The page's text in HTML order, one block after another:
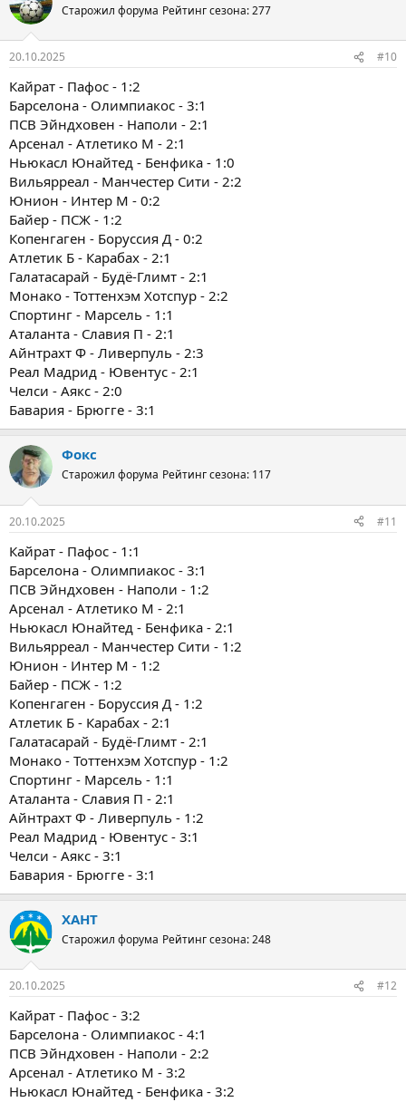
Старожил форума Рейтинг сезона: 277
20.10.2025 #10
Кайрат - Пафос - 1:2
Барселона - Олимпиакос - 3:1
ПСВ Эйндховен - Наполи - 2:1
Арсенал - Атлетико М - 2:1
Ньюкасл Юнайтед - Бенфика - 1:0
Вильярреал - Манчестер Сити - 2:2
Юнион - Интер М - 0:2
Байер - ПСЖ - 1:2
Копенгаген - Боруссия Д - 0:2
Атлетик Б - Карабах - 2:1
Галатасарай - Будё-Глимт - 2:1
Монако - Тоттенхэм Хотспур - 2:2
Спортинг - Марсель - 1:1
Аталанта - Славия П - 2:1
Айнтрахт Ф - Ливерпуль - 2:3
Реал Мадрид - Ювентус - 2:1
Челси - Аякс - 2:0
Бавария - Брюгге - 3:1
Фокс
Старожил форума Рейтинг сезона: 117
20.10.2025 #11
Кайрат - Пафос - 1:1
Барселона - Олимпиакос - 3:1
ПСВ Эйндховен - Наполи - 1:2
Арсенал - Атлетико М - 2:1
Ньюкасл Юнайтед - Бенфика - 2:1
Вильярреал - Манчестер Сити - 1:2
Юнион - Интер М - 1:2
Байер - ПСЖ - 1:2
Копенгаген - Боруссия Д - 1:2
Атлетик Б - Карабах - 2:1
Галатасарай - Будё-Глимт - 2:1
Монако - Тоттенхэм Хотспур - 1:2
Спортинг - Марсель - 1:1
Аталанта - Славия П - 2:1
Айнтрахт Ф - Ливерпуль - 1:2
Реал Мадрид - Ювентус - 3:1
Челси - Аякс - 3:1
Бавария - Брюгге - 3:1
ХАНТ
Старожил форума Рейтинг сезона: 248
20.10.2025 #12
Кайрат - Пафос - 3:2
Барселона - Олимпиакос - 4:1
ПСВ Эйндховен - Наполи - 2:2
Арсенал - Атлетико М - 3:2
Ньюкасл Юнайтед - Бенфика - 3:2